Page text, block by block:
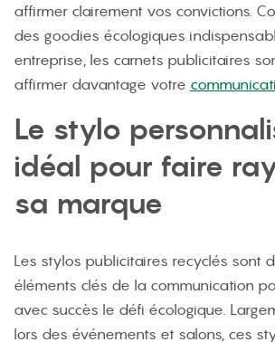
affirmer clairement vos convictions.
des goodies écologiques
entreprise, les carnets publicitaires
affirmer davantage votre
Le stylo
idéal pour faire
sa marque
Les stylos publicitaires recyclés sont
éléments clés de la communication
avec succès le défi écologique.
lors des événements et salons, ces